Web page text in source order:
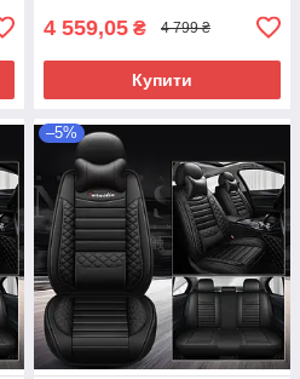
4 559,05 ₴ 4 799 ₴
Купити
–5%